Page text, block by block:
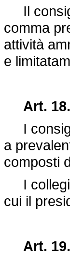
Il
comma
attività
e
Art. 18.
I
a
composti
I collegi
cui il
Art. 19.